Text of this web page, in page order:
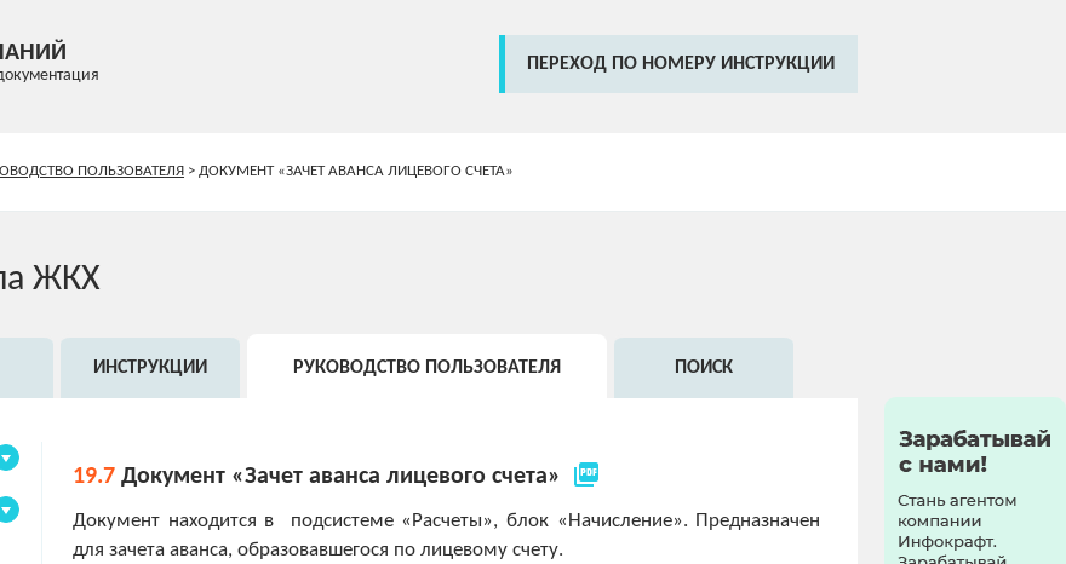
ПЕРЕХОД ПО НОМЕРУ ИНСТРУКЦИИ
ПОЛЬЗОВАТЕЛЯ >ДОКУМЕНТ «ЗАЧЕТ АВАНСА ЛИЦЕВОГО СЧЕТА»
ЖКХ
ИНСТРУКЦИИ РУКОВОДСТВО ПОЛЬЗОВАТЕЛЯ ПОИСК
19.7 Документ «Зачет аванса лицевого счета» picture_as_pdf
Документ находится в подсистеме «Расчеты», блок «Начисление». Предназначен
для зачета аванса, образовавшегося по лицевому счету.